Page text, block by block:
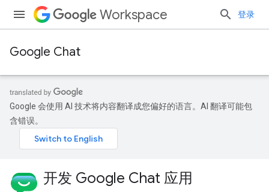
Workspace 登录
Google Chat
Google 会使用 AI 技术将内容翻译成您偏好的语言。AI 翻译可能包
含错误。
开发 Google Chat 应用